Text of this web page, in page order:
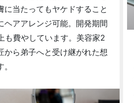
に当たってもヤケドすること
ヘアアレンジ可能。開発期間
も費やしています。美容家2
から弟子へと受け継がれた想